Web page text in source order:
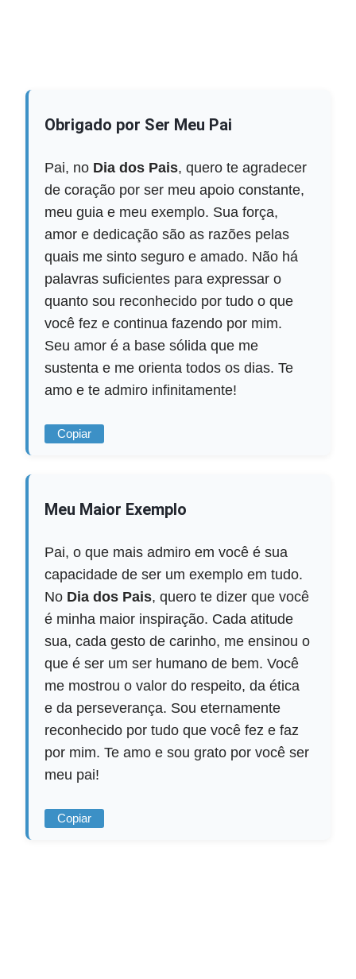
Obrigado por Ser Meu Pai
Pai, no Dia dos Pais, quero te agradecer
de coração por ser meu apoio constante,
meu guia e meu exemplo. Sua força,
amor e dedicação são as razões pelas
quais me sinto seguro e amado. Não há
palavras suficientes para expressar o
quanto sou reconhecido por tudo o que
você fez e continua fazendo por mim.
Seu amor é a base sólida que me
sustenta e me orienta todos os dias. Te
amo e te admiro infinitamente!
Copiar
Meu Maior Exemplo
Pai, o que mais admiro em você é sua
capacidade de ser um exemplo em tudo.
No Dia dos Pais, quero te dizer que você
é minha maior inspiração. Cada atitude
sua, cada gesto de carinho, me ensinou o
que é ser um ser humano de bem. Você
me mostrou o valor do respeito, da ética
e da perseverança. Sou eternamente
reconhecido por tudo que você fez e faz
por mim. Te amo e sou grato por você ser
meu pai!
Copiar